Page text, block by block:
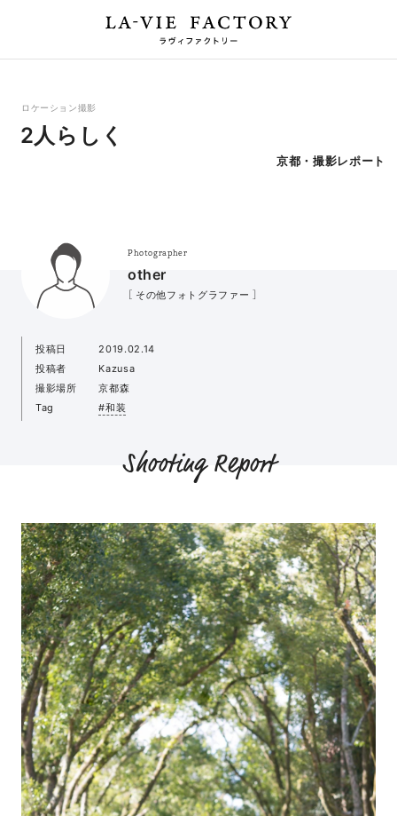
ロケーション撮影
2人らしく
京都・撮影レポート
Photographer
other
［ その他フォトグラファー ］
投稿日
2019.02.14
投稿者
Kazusa
撮影場所
京都森
Tag
#和装
Shooting Report